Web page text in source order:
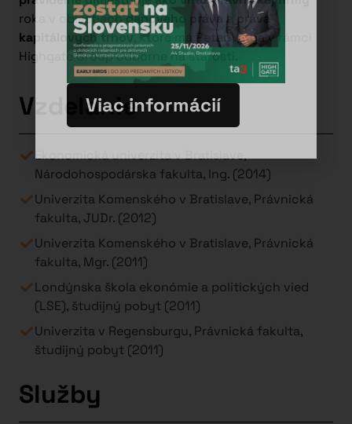
roka v oblastiachdaňového práva a práva
kapitálových trhov, ktoré má Peter Varga v rámci
Highgate Group odborne na starosti.
Vzdelanie
Ekonomická univerzita v Bratislave,
Národohospodárska fakulta, Ing. (2014)
Univerzita Komenského v Bratislave, Právnická
fakulta, JUDr. (2012)
Univerzita Komenského v Bratislave, Právnická
fakulta, Mgr. (2011)
Londýnska škola ekonómie a politických vied
(LSE), študijný pobyt (2011)
Univerzita v Regensburgu, Právnická fakulta,
študijný pobyt (2011)
Služby
Viac informácií